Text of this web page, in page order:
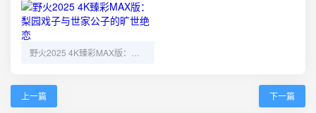
上一篇 下一篇